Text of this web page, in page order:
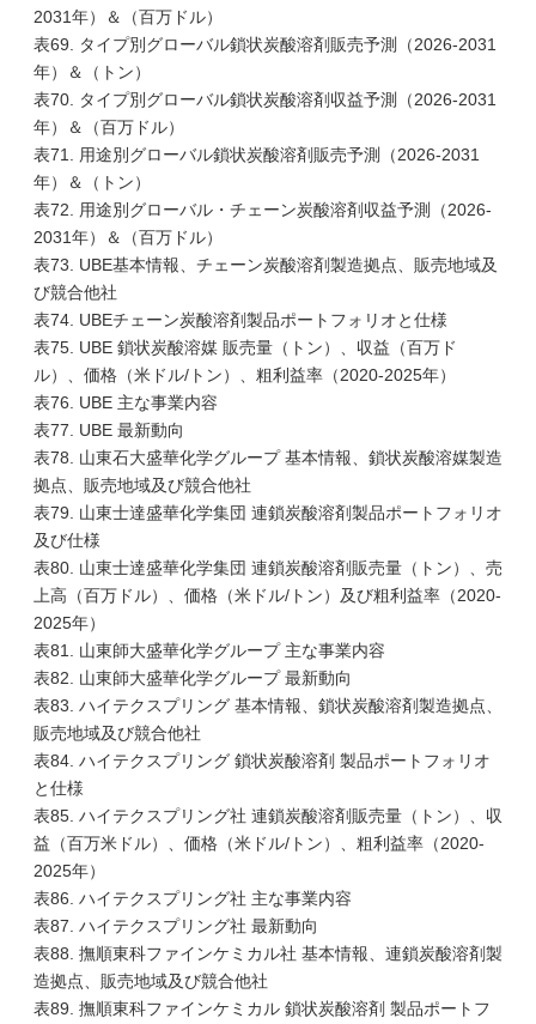
2031年）＆（百万ドル）
表69. タイプ別グローバル鎖状炭酸溶剤販売予測（2026-2031
年）＆（トン）
表70. タイプ別グローバル鎖状炭酸溶剤収益予測（2026-2031
年）＆（百万ドル）
表71. 用途別グローバル鎖状炭酸溶剤販売予測（2026-2031
年）＆（トン）
表72. 用途別グローバル・チェーン炭酸溶剤収益予測（2026-
2031年）＆（百万ドル）
表73. UBE基本情報、チェーン炭酸溶剤製造拠点、販売地域及
び競合他社
表74. UBEチェーン炭酸溶剤製品ポートフォリオと仕様
表75. UBE 鎖状炭酸溶媒 販売量（トン）、収益（百万ド
ル）、価格（米ドル/トン）、粗利益率（2020-2025年）
表76. UBE 主な事業内容
表77. UBE 最新動向
表78. 山東石大盛華化学グループ 基本情報、鎖状炭酸溶媒製造
拠点、販売地域及び競合他社
表79. 山東士達盛華化学集団 連鎖炭酸溶剤製品ポートフォリオ
及び仕様
表80. 山東士達盛華化学集団 連鎖炭酸溶剤販売量（トン）、売
上高（百万ドル）、価格（米ドル/トン）及び粗利益率（2020-
2025年）
表81. 山東師大盛華化学グループ 主な事業内容
表82. 山東師大盛華化学グループ 最新動向
表83. ハイテクスプリング 基本情報、鎖状炭酸溶剤製造拠点、
販売地域及び競合他社
表84. ハイテクスプリング 鎖状炭酸溶剤 製品ポートフォリオ
と仕様
表85. ハイテクスプリング社 連鎖炭酸溶剤販売量（トン）、収
益（百万米ドル）、価格（米ドル/トン）、粗利益率（2020-
2025年）
表86. ハイテクスプリング社 主な事業内容
表87. ハイテクスプリング社 最新動向
表88. 撫順東科ファインケミカル社 基本情報、連鎖炭酸溶剤製
造拠点、販売地域及び競合他社
表89. 撫順東科ファインケミカル 鎖状炭酸溶剤 製品ポートフ